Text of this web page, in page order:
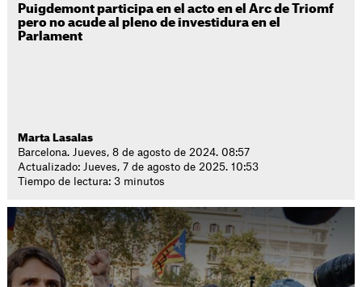
Puigdemont participa en el acto en el Arc de Triomf
pero no acude al pleno de investidura en el
Parlament
Marta Lasalas
Barcelona. Jueves, 8 de agosto de 2024. 08:57
Actualizado: Jueves, 7 de agosto de 2025. 10:53
Tiempo de lectura: 3 minutos